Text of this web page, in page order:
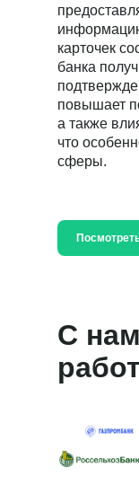
карточек
банка
повышает
а также
что
сферы.
С
+7
Комментарий
Я даюсогласиена
в соответствии с